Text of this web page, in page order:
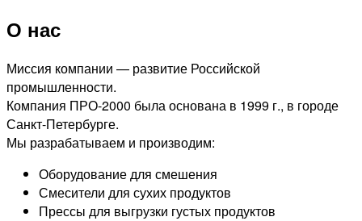
О нас
Миссия компании — развитие Российской
промышленности.
Компания ПРО-2000 была основана в 1999 г., в городе
Санкт-Петербурге.
Мы разрабатываем и производим:
Оборудование для смешения
Смесители для сухих продуктов
Прессы для выгрузки густых продуктов